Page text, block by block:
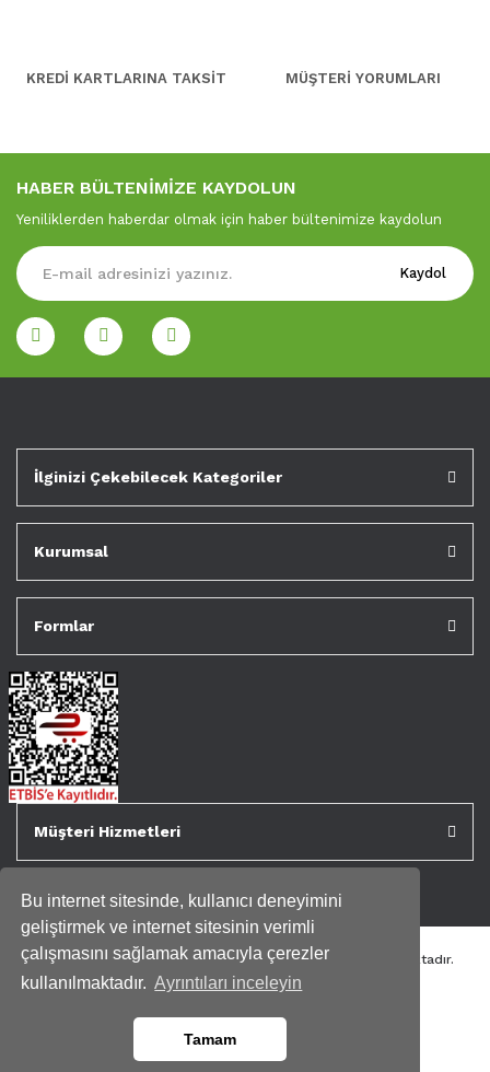
Bu internet sitesinde, kullanıcı deneyimini
geliştirmek ve internet sitesinin verimli
çalışmasını sağlamak amacıyla çerezler
kullanılmaktadır. Ayrıntıları inceleyin
Tamam
KREDİ KARTLARINA TAKSİT MÜŞTERİ YORUMLARI
HABER BÜLTENİMİZE KAYDOLUN
Yeniliklerden haberdar olmak için haber bültenimize kaydolun
Kaydol
İlginizi Çekebilecek Kategoriler
Kurumsal
Formlar
Müşteri Hizmetleri
Tüm kredi kartı bilgileriniz 256bit SSL Sertifikası ile korunmaktadır.
Genispencere.com Tüm Hakları Saklıdır.